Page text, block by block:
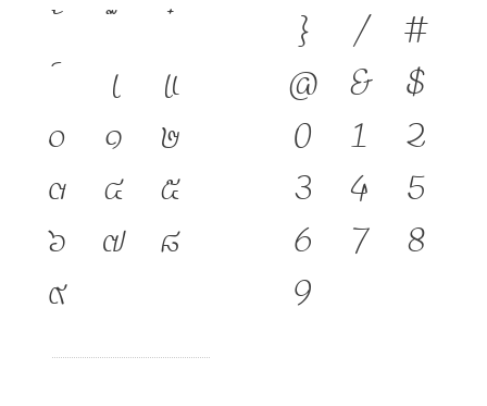
เ
แ
๐
๑
๒
๓
๔
๕
๖
๗
๘
๙
}
/
#
@
&
$
0
1
2
3
4
5
6
7
8
9